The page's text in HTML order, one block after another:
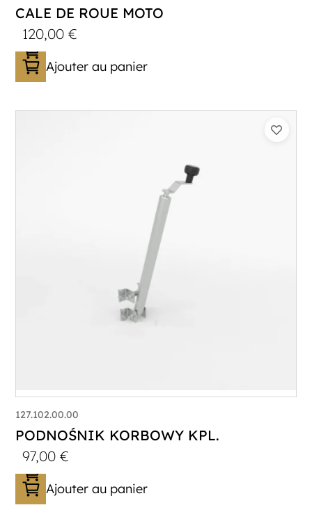
CALE DE ROUE MOTO
120,00€
Ajouter au panier
127.102.00.00
PODNOŚNIK KORBOWY KPL.
97,00€
Ajouter au panier